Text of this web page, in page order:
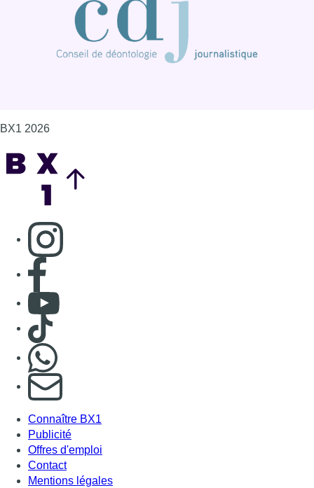
BX1 2026
Consulter page Instagram
Consulter page Facebook
Consulter Youtube
Consulter TikTok
S'abonner à notre newsletter
Connaître BX1
Publicité
Offres d'emploi
Contact
Mentions légales